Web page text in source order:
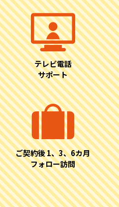
テレビ電話
サポート
ご契約後 1、3、6カ月
フォロー訪問